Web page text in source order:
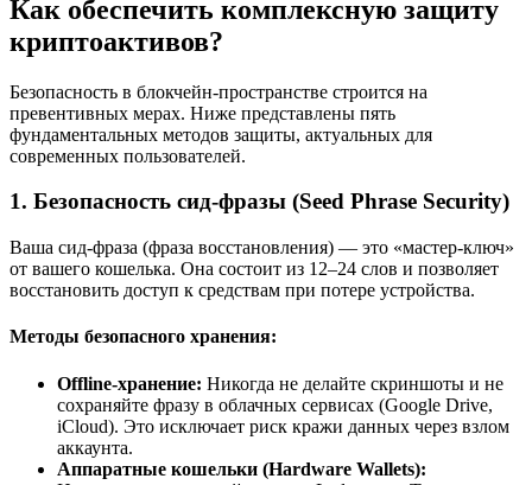
Как обеспечить комплексную защиту
криптоактивов?
Безопасность в блокчейн-пространстве строится на
превентивных мерах. Ниже представлены пять
фундаментальных методов защиты, актуальных для
современных пользователей.
1. Безопасность сид-фразы (Seed Phrase Security)
Ваша сид-фраза (фраза восстановления) — это «мастер-ключ»
от вашего кошелька. Она состоит из 12–24 слов и позволяет
восстановить доступ к средствам при потере устройства.
Методы безопасного хранения:
Offline-хранение: Никогда не делайте скриншоты и не
сохраняйте фразу в облачных сервисах (Google Drive,
iCloud). Это исключает риск кражи данных через взлом
аккаунта.
Аппаратные кошельки (Hardware Wallets):